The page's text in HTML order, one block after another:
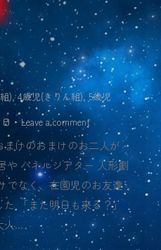
),4歳児(きりん組), 5歳児
Leave a comment
けのおまけのお二人が
や パネルシアター 人形劇
でなく、在園児のお友達
「また明日も来る？」
人…